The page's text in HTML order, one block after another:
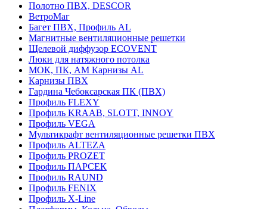
Полотно ПВХ, DESCOR
ВетроМаг
Багет ПВХ, Профиль AL
Магнитные вентиляционные решетки
Щелевой диффузор ECOVENT
Люки для натяжного потолка
МОК, ПК, АМ Карнизы AL
Карнизы ПВХ
Гардина Чебоксарская ПК (ПВХ)
Профиль FLEXY
Профиль KRAAB, SLOTT, INNOY
Профиль VEGA
Мультикрафт вентиляционные решетки ПВХ
Профиль ALTEZA
Профиль PROZET
Профиль ПАРСЕК
Профиль RAUND
Профиль FENIX
Профиль Х-Line